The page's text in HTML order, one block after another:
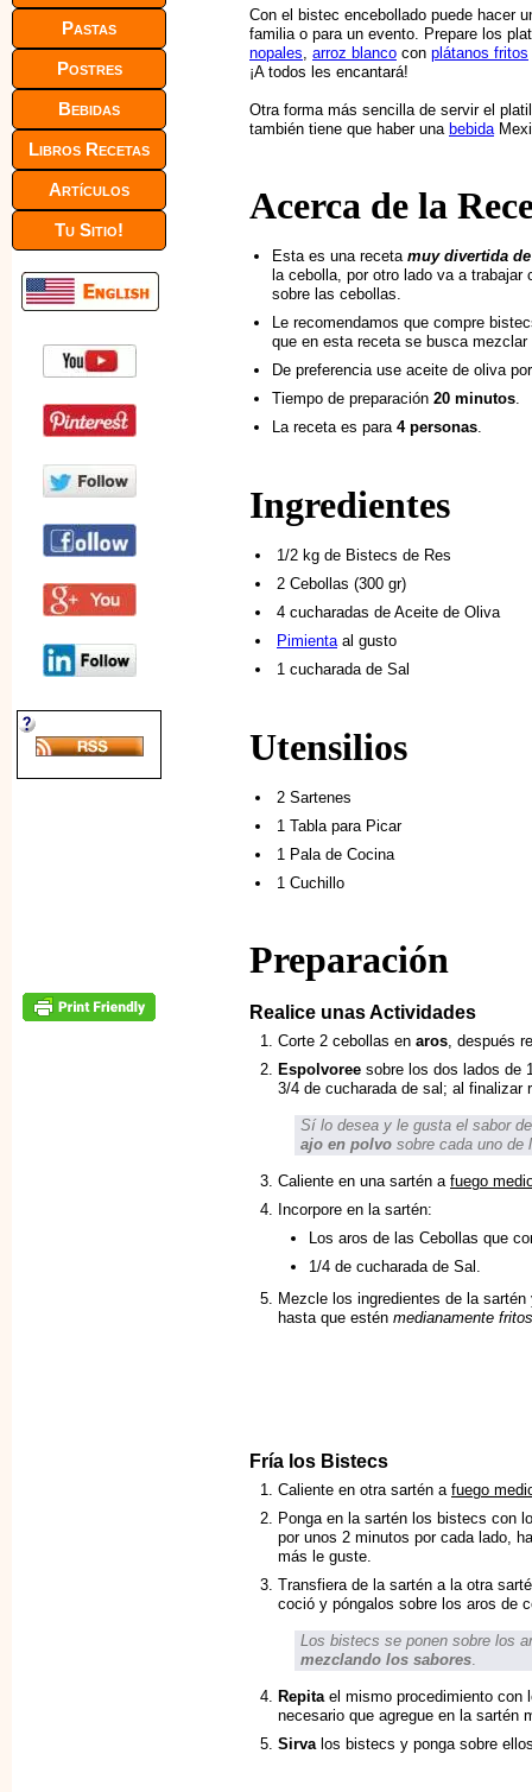
Con el bistec encebollado puede hacer
familia o para un evento. Prepare los
nopales arroz blanco con plátanos fritos
¡A todos les encantará!
Otra forma más sencilla de servir el
también tiene que haber una bebida
Acerca de la
Esta es una receta muy divertida
la cebolla, por otro lado va a
sobre las cebollas.
Le recomendamos que compre
que en esta receta se busca
De preferencia use aceite de oliva
Tiempo de preparación 20 minutos.
La receta es para 4 personas.
Ingredientes
1/2 kg de Bistecs de Res
2 Cebollas (300 gr)
4 cucharadas de Aceite de Oliva
Pimientaal gusto
1 cucharada de Sal
Utensilios
2 Sartenes
1 Tabla para Picar
1 Pala de Cocina
1 Cuchillo
Preparación
Realice unas Actividades
Corte 2 cebollas en aros, después
Espolvoree sobre los dos lados de
3/4 de cucharada de sal; al finalizar
Sí lo desea y le gusta el sabor
ajo en polvo sobre cada uno de
Caliente en una sartén a fuego
Incorpore en la sartén:
Los aros de las Cebollas que
1/4 de cucharada de Sal.
Mezcle los ingredientes de la
hasta que estén medianamente fritos
Fría los Bistecs
Caliente en otra sartén a fuego
Ponga en la sartén los bistecs con
por unos 2 minutos por cada lado,
más le guste.
Transfiera de la sartén a la otra
coció y póngalos sobre los aros de
Los bistecs se ponen sobre los
mezclando los sabores.
Repita el mismo procedimiento con
necesario que agregue en la sartén
Sirva los bistecs y ponga sobre
Pastas
Postres
Bebidas
Libros Recetas
Artículos
Tu Sitio!